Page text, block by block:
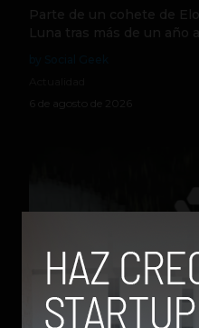
Parte de un cohete de
Luna tras más de un año
6 de agosto de 2026